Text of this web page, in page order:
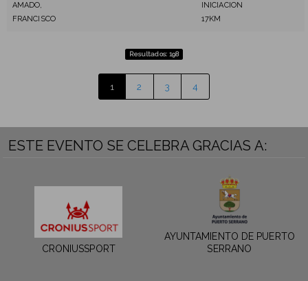
AMADO,
FRANCISCO
INICIACION
17KM
Resultados: 198
1 2 3 4
ESTE EVENTO SE CELEBRA GRACIAS A:
CRONIUSSPORT
AYUNTAMIENTO DE PUERTO
SERRANO